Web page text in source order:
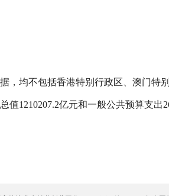
均不包括香港特别行政区、澳门特别
亿元和一般公共预算支出